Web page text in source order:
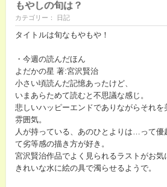
もやしの旬は？
カテゴリー： 日記
タイトルは旬なもやもや！
・今週の読んだほん
よだかの星 著:宮沢賢治
小さい頃読んだ記憶あったけど、
いまあらためて読むと不思議な感じ。
悲しいハッピーエンドでありながらそれを
雰囲気。
人が持っている、あのひとよりは…って
て劣等感の描き方が好き。
宮沢賢治作品でよく見られるラストがお気
きれいな水に絵の具で濁らせるようで。